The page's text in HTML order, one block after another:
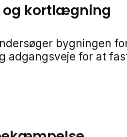
og kortlægning
bygningen
adgangsveje for at